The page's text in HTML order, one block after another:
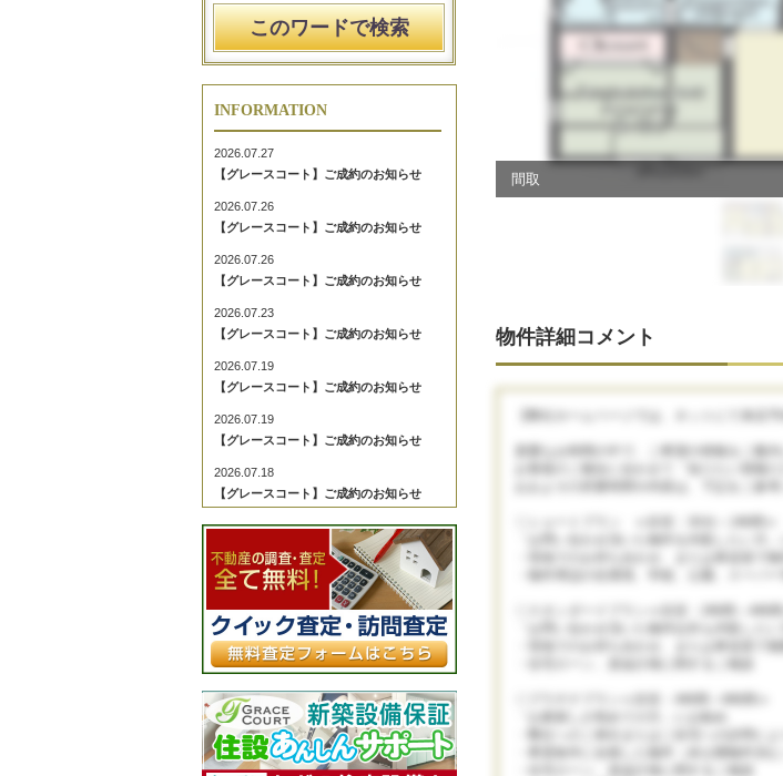
INFORMATION
2026.07.27
【グレースコート】ご成約のお知らせ
2026.07.26
【グレースコート】ご成約のお知らせ
2026.07.26
【グレースコート】ご成約のお知らせ
2026.07.23
【グレースコート】ご成約のお知らせ
2026.07.19
【グレースコート】ご成約のお知らせ
2026.07.19
【グレースコート】ご成約のお知らせ
2026.07.18
【グレースコート】ご成約のお知らせ
2026.07.18
【グレースコート】ご成約のお知らせ
2026.07.04
【グレースコート】ご成約のお知らせ
2026.06.29
【グレースコート】ご成約のお知らせ
【グレースコート】ご成約のお知らせ
2026.06.27
【グレースコート】ご成約のお知らせ
間取
物件詳細コメント